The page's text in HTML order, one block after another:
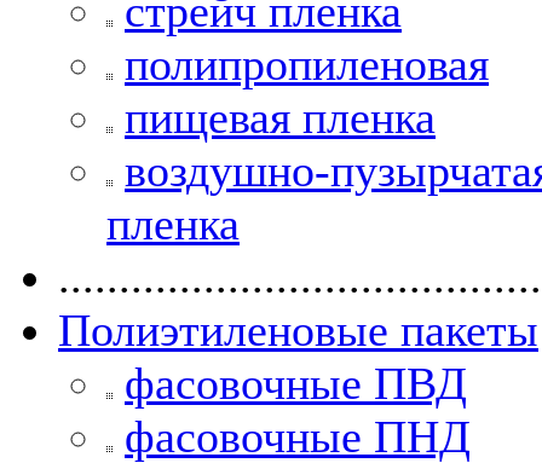
стрейч пленка
полипропиленовая
пищевая пленка
воздушно-
пленка
Полиэтиленовые пакеты
фасовочные ПВД
фасовочные ПНД